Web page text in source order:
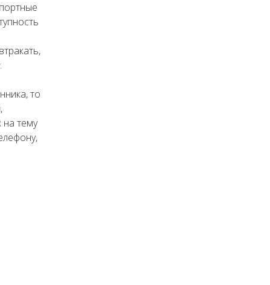
то
тему